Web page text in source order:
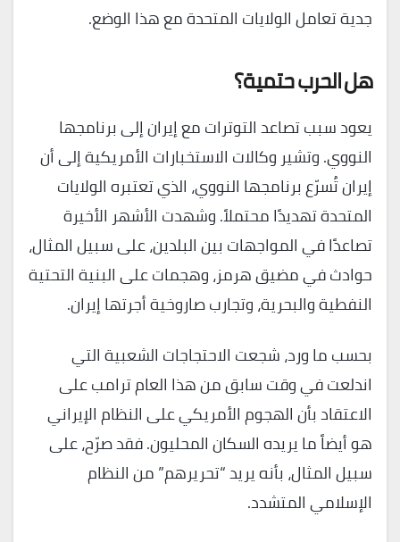
جدية تعامل الولايات المتحدة مع هذا الوضع.
هل الحرب حتمية؟
يعود سبب تصاعد التوترات مع إيران إلى برنامجها
النووي. وتشير وكالات الاستخبارات الأمريكية إلى أن
إيران تُسرّع برنامجها النووي، الذي تعتبره الولايات
المتحدة تهديدًا محتملاً. وشهدت الأشهر الأخيرة
تصاعدًا في المواجهات بين البلدين، على سبيل المثال،
حوادث في مضيق هرمز، وهجمات على البنية التحتية
النفطية والبحرية، وتجارب صاروخية أجرتها إيران.
بحسب ما ورد، شجعت الاحتجاجات الشعبية التي
اندلعت في وقت سابق من هذا العام ترامب على
الاعتقاد بأن الهجوم الأمريكي على النظام الإيراني
هو أيضاً ما يريده السكان المحليون. فقد صرّح، على
سبيل المثال، بأنه يريد “تحريرهم” من النظام
الإسلامي المتشدد.